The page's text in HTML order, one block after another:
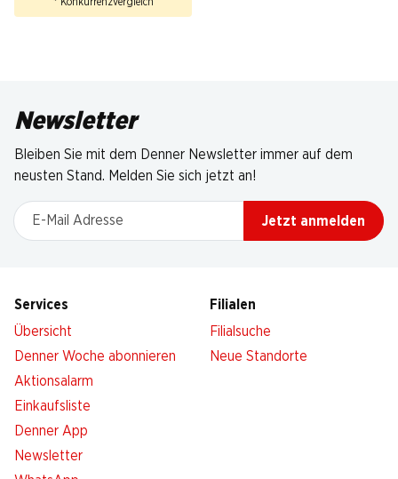
Newsletter
Bleiben Sie mit dem Denner Newsletter immer auf dem
neusten Stand. Melden Sie sich jetzt an!
E-Mail Adresse
Jetzt anmelden
Services
Übersicht
Denner Woche abonnieren
Aktionsalarm
Einkaufsliste
Denner App
Newsletter
Filialen
Filialsuche
Neue Standorte